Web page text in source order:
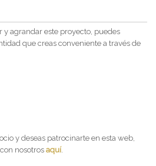
y agrandar este proyecto, puedes
que creas conveniente a través de
y deseas patrocinarte en esta web,
nosotros aquí.